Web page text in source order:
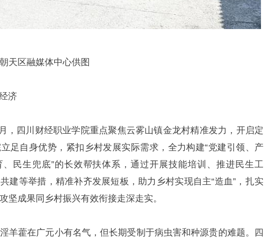
天区融媒体中心供图
济
，四川财经职业学院重点聚焦云雾山镇金龙村精准发力，开启定
足自身优势，紧扣乡村发展实际需求，全力构建“党建引领、产
民生兜底”的长效帮扶体系，通过开展技能培训、推进民生工
建等举措，精准补齐发展短板，助力乡村实现自主“造血”，扎实
坚成果同乡村振兴有效衔接走深走实。
羊藿在广元小有名气，但长期受制于病虫害和种源贵的难题。四